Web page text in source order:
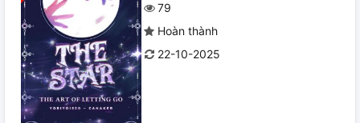
79
Hoàn thành
22-10-2025